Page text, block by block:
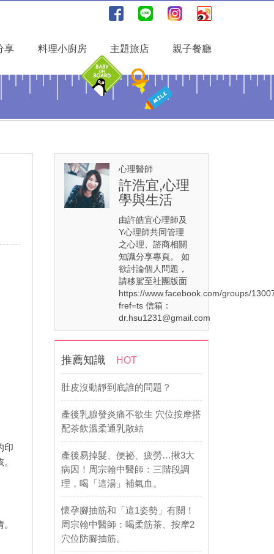
享 料理小廚房 主題旅店 親子餐廳
印
心理醫師
許浩宜,心理
學與生活
由許皓宜心理師及
Y心理師共同管理
之心理、諮商相關
知識分享專頁。 如
欲討論個人問題，
請移駕至社團版面
https://www.facebook.com/groups/
fref=ts 信箱：
dr.hsu1231@gmail.com
推薦知識 HOT
肚皮沒動靜到底誰的問題？
產後乳腺發炎痛不欲生 穴位按摩搭
配茶飲溫柔通乳散結
產後易掉髮、便祕、疲勞…揪3大
病因！周宗翰中醫師：三階段調
理，喝「這湯」補氣血。
懷孕腳抽筋和「這1姿勢」有關！
周宗翰中醫師：喝柔筋茶、按摩2
穴位防腳抽筋。